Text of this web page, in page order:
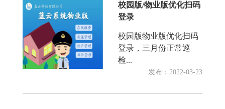
校园版/物业版优化扫码
登录
校园版物业版优化扫码
登录，三月份正常巡
检...
发布：2022-03-23